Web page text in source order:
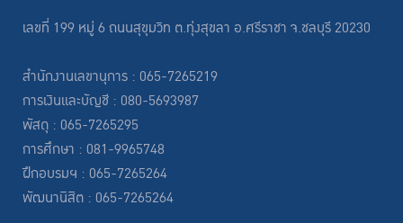
เลขที่ 199 หมู่ 6 ถนนสุขุมวิท ต.ทุ่งสุขลา อ.ศรีราชา จ.ชลบุรี 20230
สำนักงานเลขานุการ : 065-7265219
การเงินและบัญชี : 080-5693987
พัสดุ : 065-7265295
การศึกษา : 081-9965748
ฝึกอบรมฯ : 065-7265264
พัฒนานิสิต : 065-7265264